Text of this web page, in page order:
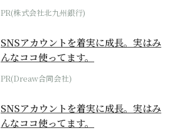
PR(株式会社北九州銀行)
SNSアカウントを着実に成長。実はみ
んなココ使ってます。
PR(Dreaw合同会社)
SNSアカウントを着実に成長。実はみ
んなココ使ってます。